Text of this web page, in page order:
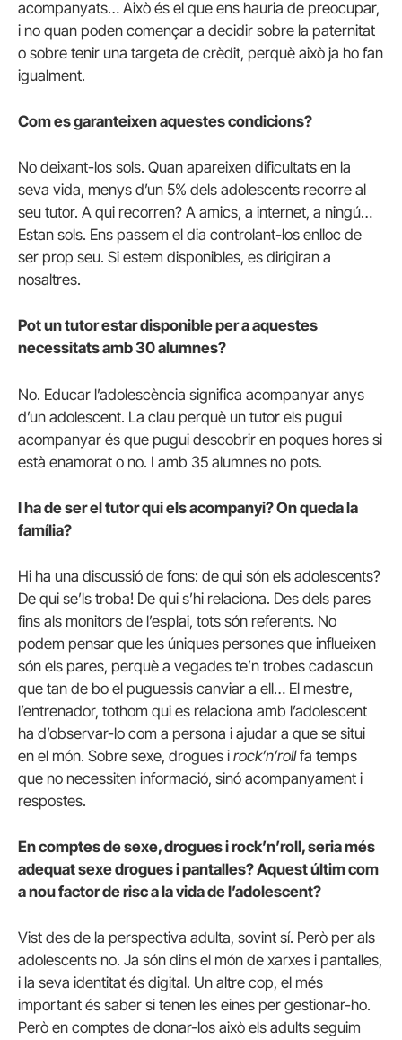
acompanyats… Això és el que ens hauria de preocupar,
i no quan poden començar a decidir sobre la paternitat
o sobre tenir una targeta de crèdit, perquè això ja ho fan
igualment.
Com es garanteixen aquestes condicions?
No deixant-los sols. Quan apareixen dificultats en la
seva vida, menys d’un 5% dels adolescents recorre al
seu tutor. A qui recorren? A amics, a internet, a ningú…
Estan sols. Ens passem el dia controlant-los enlloc de
ser prop seu. Si estem disponibles, es dirigiran a
nosaltres.
Pot un tutor estar disponible per a aquestes
necessitats amb 30 alumnes?
No. Educar l’adolescència significa acompanyar anys
d’un adolescent. La clau perquè un tutor els pugui
acompanyar és que pugui descobrir en poques hores si
està enamorat o no. I amb 35 alumnes no pots.
I ha de ser el tutor qui els acompanyi? On queda la
família?
Hi ha una discussió de fons: de qui són els adolescents?
De qui se’ls troba! De qui s’hi relaciona. Des dels pares
fins als monitors de l’esplai, tots són referents. No
podem pensar que les úniques persones que influeixen
són els pares, perquè a vegades te’n trobes cadascun
que tan de bo el puguessis canviar a ell… El mestre,
l’entrenador, tothom qui es relaciona amb l’adolescent
ha d’observar-lo com a persona i ajudar a que se situi
en el món. Sobre sexe, drogues i rock’n’rollfa temps
que no necessiten informació, sinó acompanyament i
respostes.
En comptes de sexe, drogues i rock’n’roll, seria més
adequat sexe drogues i pantalles? Aquest últim com
a nou factor de risc a la vida de l’adolescent?
Vist des de la perspectiva adulta, sovint sí. Però per als
adolescents no. Ja són dins el món de xarxes i pantalles,
i la seva identitat és digital. Un altre cop, el més
important és saber si tenen les eines per gestionar-ho.
Però en comptes de donar-los això els adults seguim